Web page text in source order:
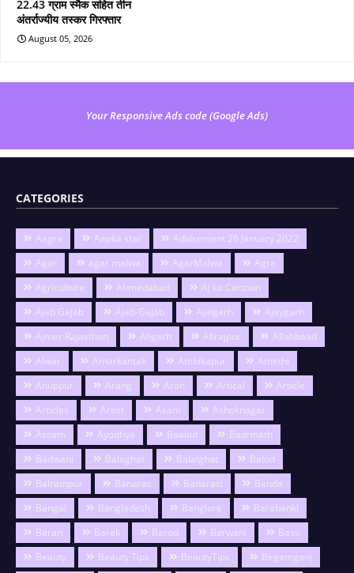
22.43 ग्राम स्मैक सहित तीन
अंतर्राज्यीय तस्कर गिरफ्तार
August 05, 2026
Your Responsive Ads code (Google Ads)
CATEGORIES
Aagra Aapka star
Advisement 26 January 2022
Agar
agar malwa AgarMalwa
Agra
Agriculture
Ahmedabad
Aj ka Cartoon
Ajab Gajab
Ajab-Gajab Ajaigarh
Ajaygarh
Ajmer Rajasthan
Aligarh Alirajpur
Allahbaad
Alwar
Amarkantak Ambikapur
Amethi
Anuppur
Arang Aron Artical
Article
Articles
Artist Asam
Ashoknagar
Assam
Ayodhya Baalod
Badrinath
Badwani
Balaghat Balalghat
Balod
Balrampur
Banaras Banarasi
Banda
Bangal
Bangladesh Banglore
Barabanki
Baran
Bareli Barod Barwani
Basti
Beauty
Beauty Tips BeautyTips
Begamganj